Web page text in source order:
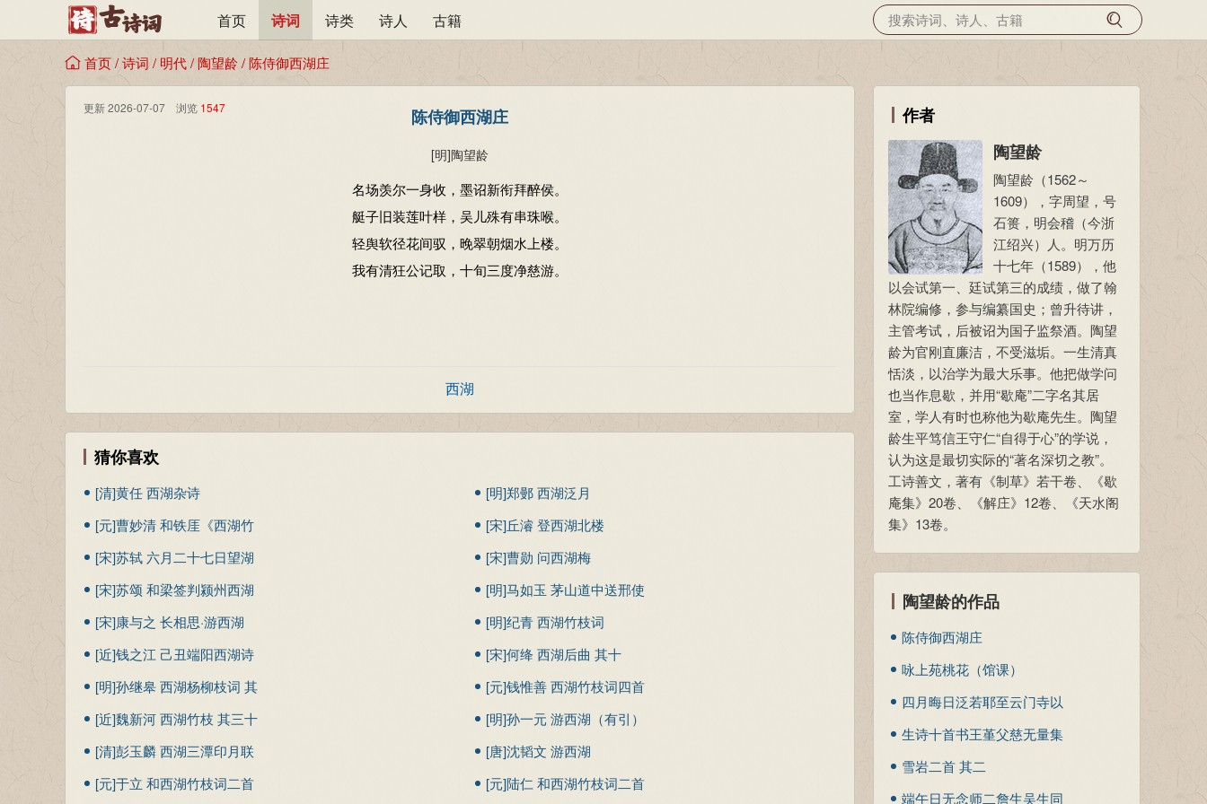
首页 诗词 诗类 诗人 古籍
首页/诗词 / 明代/陶望龄/陈侍御西湖庄
更新 2026-07-07 浏览 1547 陈侍御西湖庄
[明]陶望龄
名场羡尔一身收，墨诏新衔拜醉侯。
艇子旧装莲叶样，吴儿殊有串珠喉。
轻舆软径花间驭，晚翠朝烟水上楼。
我有清狂公记取，十旬三度净慈游。
西湖
猜你喜欢
[清]黄任 西湖杂诗
[明]郑鄤 西湖泛月
[元]曹妙清 和铁厓《西湖竹
枝
[宋]丘濬 登西湖北楼
[宋]苏轼 六月二十七日望湖
楼醉书
[宋]曹勋 问西湖梅
[宋]苏颂 和梁签判颍州西湖
十三题·临胜阁
[明]马如玉 茅山道中送邢使
君之西湖
[宋]康与之 长相思·游西湖
[明]纪青 西湖竹枝词
[近]钱之江 己丑端阳西湖诗
社茅家步雅集分均得真字
[宋]何绛 西湖后曲 其十
[明]孙继皋 西湖杨柳枝词 其
二
[元]钱惟善 西湖竹枝词四首
其二
[近]魏新河 西湖竹枝 其三十
六
[明]孙一元 游西湖（有引）
[清]彭玉麟 西湖三潭印月联
[唐]沈韬文 游西湖
[元]于立 和西湖竹枝词二首
[元]陆仁 和西湖竹枝词二首
作者
陶望龄
陶望龄（1562～
1609），字周望，号
石篑，明会稽（今浙
江绍兴）人。明万历
十七年（1589），他
以会试第一、廷试第三的成绩，做了翰
林院编修，参与编纂国史；曾升待讲，
主管考试，后被诏为国子监祭酒。陶望
龄为官刚直廉洁，不受滋垢。一生清真
恬淡，以治学为最大乐事。他把做学问
也当作息歇，并用“歇庵”二字名其居
室，学人有时也称他为歇庵先生。陶望
龄生平笃信王守仁“自得于心”的学说，
认为这是最切实际的“著名深切之教”。
工诗善文，著有《制草》若干卷、《歇
庵集》20卷、《解庄》12卷、《天水阁
集》13卷。
陶望龄的作品
陈侍御西湖庄
咏上苑桃花（馆课）
四月晦日泛若耶至云门寺以
起坐鱼鸟间动摇山水影为韵
十首 其三
生诗十首书王堇父慈无量集
以凡百畏刀杖无不爱寿命为
韵（录八首） 其三
雪岩二首 其二
端午日无念师二詹生吴生同